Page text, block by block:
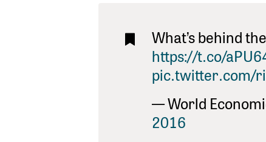
What’s behind
https://t.co/
pic.twitter.com/
— World
2016